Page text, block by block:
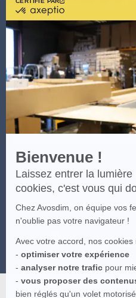
savoir
plus
sur
Axeptio
Bienvenue !
Laissez entrer la lumière
cookies, c'est vous qui
Chez Avosdim, on équipe vos
n'oublie pas votre navigateur !
Avec votre accord, nos cookies
- optimiser votre expérience
- analyser notre trafic pour
- vous proposer des
bien réglés qu'un volet motorisé